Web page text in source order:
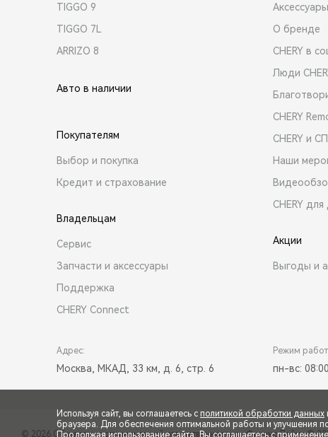
TIGGO 9
TIGGO 7L
ARRIZO 8
Авто в наличии
Покупателям
Выбор и покупка
Кредит и страхование
Владельцам
Сервис
Запчасти и аксессуары
Поддержка
CHERY Connect
Аксессуары
О бренде
CHERY в
Люди
CHERY
CHERY и
Наши
CHERY
Акции
Выгоды и
Адрес:
Москва, МКАД, 33 км, д. 6, стр. 6
Режим
пн-вс:
© 2026 Общество с ограниченной ответственностью «Финанс Лайн» ©
Используя сайт, вы соглашаетесь с политикой обработки данных
браузера. Для обеспечения оптимальной работы и улучшения
Продолжая использование сайта, Вы соглашаетесь с